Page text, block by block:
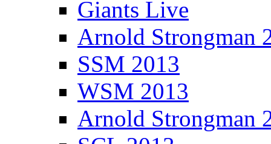
Giants Live
Arnold Strongman
SSM 2013
WSM 2013
Arnold Strongman